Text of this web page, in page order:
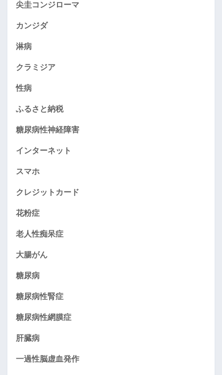
尖圭コンジローマ
カンジダ
淋病
クラミジア
性病
ふるさと納税
糖尿病性神経障害
インターネット
スマホ
クレジットカード
花粉症
老人性痴呆症
大腸がん
糖尿病
糖尿病性腎症
糖尿病性網膜症
肝臓病
一過性脳虚血発作